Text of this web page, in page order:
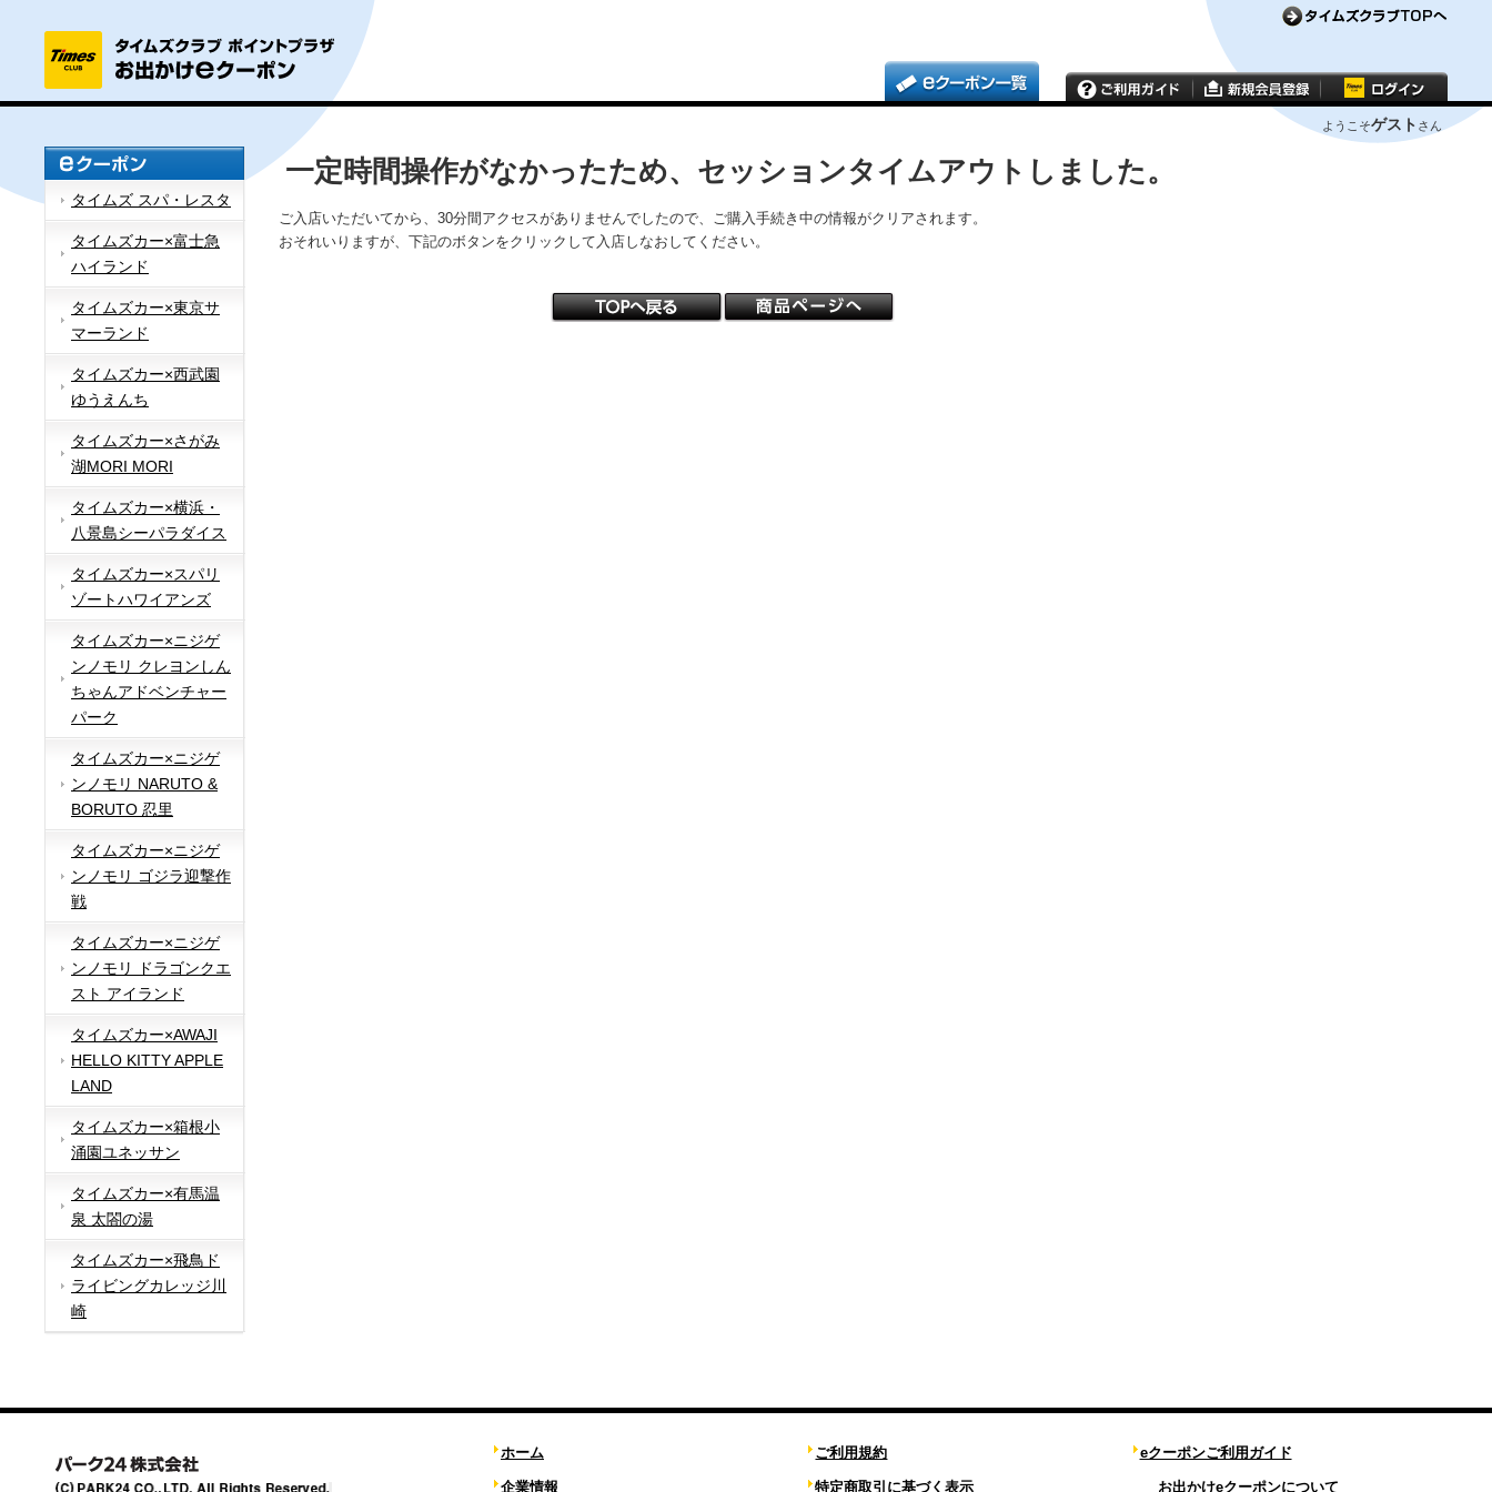
ようこそゲスト さん
タイムズ スパ・レスタ
タイムズカー×富士急
ハイランド
タイムズカー×東京サ
マーランド
タイムズカー×西武園
ゆうえんち
タイムズカー×さがみ
湖MORI MORI
タイムズカー×横浜・
八景島シーパラダイス
タイムズカー×スパリ
ゾートハワイアンズ
タイムズカー×ニジゲ
ンノモリ クレヨンしん
ちゃんアドベンチャー
パーク
タイムズカー×ニジゲ
ンノモリ NARUTO &
BORUTO 忍里
タイムズカー×ニジゲ
ンノモリ ゴジラ迎撃作
戦
タイムズカー×ニジゲ
ンノモリ ドラゴンクエ
スト アイランド
タイムズカー×AWAJI
HELLO KITTY APPLE
LAND
タイムズカー×箱根小
涌園ユネッサン
タイムズカー×有馬温
泉 太閤の湯
タイムズカー×飛鳥ド
ライビングカレッジ川
崎
一定時間操作がなかったため、セッションタイムアウトしました。
ご入店いただいてから、30分間アクセスがありませんでしたので、ご購入手続き中の情報がクリアされます。
おそれいりますが、下記のボタンをクリックして入店しなおしてください。
ホーム
企業情報
ご利用規約
特定商取引に基づく表示
eクーポンご利用ガイド
お出かけeクーポンについて